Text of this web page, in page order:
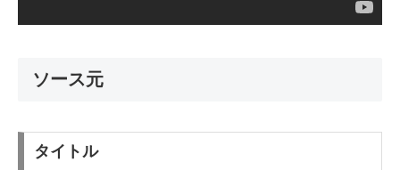
ソース元
タイトル